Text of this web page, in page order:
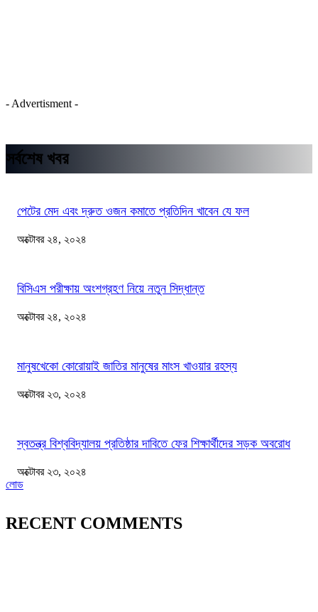
- Advertisment -
সর্বশেষ খবর
পেটের মেদ এবং দ্রুত ওজন কমাতে প্রতিদিন খাবেন যে ফল
অক্টোবর ২৪, ২০২৪
বিসিএস পরীক্ষায় অংশগ্রহণ নিয়ে নতুন সিদ্ধান্ত
অক্টোবর ২৪, ২০২৪
মানুষখেকো কোরোয়াই জাতির মানুষের মাংস খাওয়ার রহস্য
অক্টোবর ২৩, ২০২৪
স্বতন্ত্র বিশ্ববিদ্যালয় প্রতিষ্ঠার দাবিতে ফের শিক্ষার্থীদের সড়ক অবরোধ
অক্টোবর ২৩, ২০২৪
লোড
RECENT COMMENTS